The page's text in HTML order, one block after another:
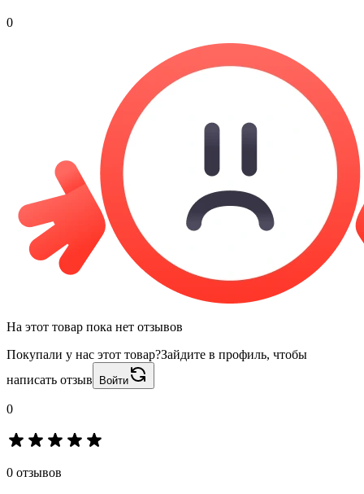
0
На этот товар пока нет отзывов
Покупали у нас этот товар?Зайдите в профиль, чтобы
написать отзыв
Войти
0
0 отзывов